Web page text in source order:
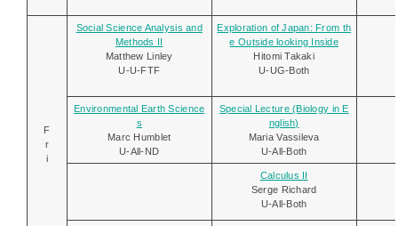
F
r
i
Social Science Analysis and
Methods II
Matthew Linley
U-U-FTF
Exploration of Japan: From th
e Outside looking Inside
Hitomi Takaki
U-UG-Both
Environmental Earth Science
s
Marc Humblet
U-All-ND
Special Lecture (Biology in E
nglish)
Maria Vassileva
U-All-Both
Calculus II
Serge Richard
U-All-Both